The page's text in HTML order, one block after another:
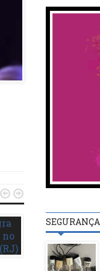
 
SEGURANÇA